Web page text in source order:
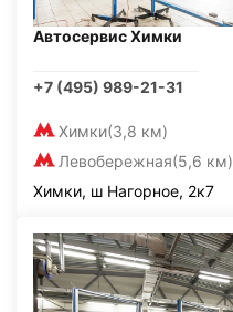
Автосервис Химки
+7 (495) 989-21-31
Химки(3,8 км)
Левобережная(5,6 км)
Химки, ш Нагорное, 2к7